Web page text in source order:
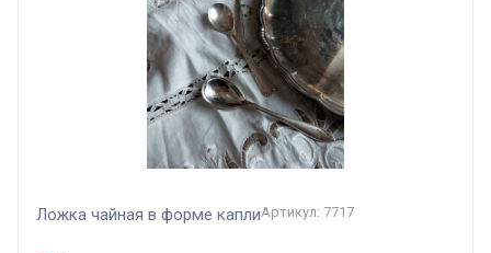
Ложка чайная в форме каплиАртикул: 7717